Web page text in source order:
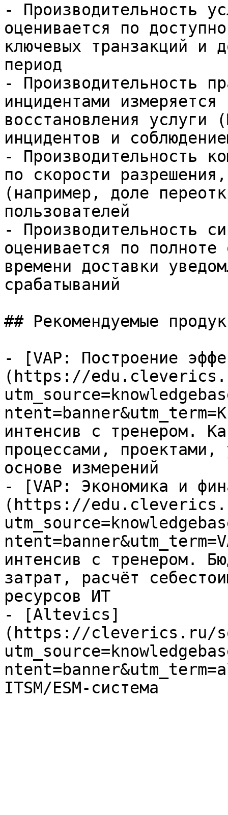
- Производительность
оценивается по
ключевых транзакций и
период
- Производительность
инцидентами
восстановления услуги
инцидентов и
- Производительность
по скорости
(например, доле
пользователей
- Производительность
оценивается по
времени доставки
срабатываний
## Рекомендуемые
- [VAP: Построение
(https://
интенсив с тренером.
процессами, проектами,
основе измерений
- [VAP: Экономика и
(https://
интенсив с тренером.
затрат, расчёт
ресурсов ИТ
- [Altevics]
(https://cleverics.ru/
ITSM/ESM-система